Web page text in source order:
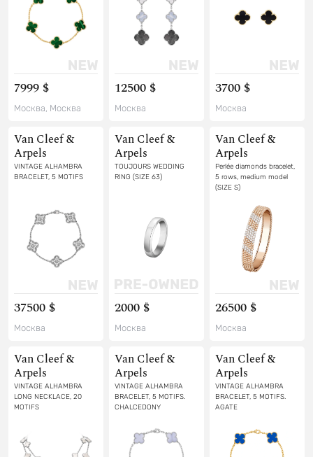
7999 $
Москва, Москва
12500 $
Москва
3700 $
Москва
Van Cleef &
Arpels
VINTAGE ALHAMBRA
BRACELET, 5 MOTIFS
37500 $
Москва
Van Cleef &
Arpels
TOUJOURS WEDDING
RING (SIZE 63)
2000 $
Москва
Van Cleef &
Arpels
Perlée diamonds bracelet,
5 rows, medium model
(SIZE S)
26500 $
Москва
Van Cleef &
Arpels
VINTAGE ALHAMBRA
LONG NECKLACE, 20
MOTIFS
Van Cleef &
Arpels
VINTAGE ALHAMBRA
BRACELET, 5 MOTIFS.
CHALCEDONY
Van Cleef &
Arpels
VINTAGE ALHAMBRA
BRACELET, 5 MOTIFS.
AGATE